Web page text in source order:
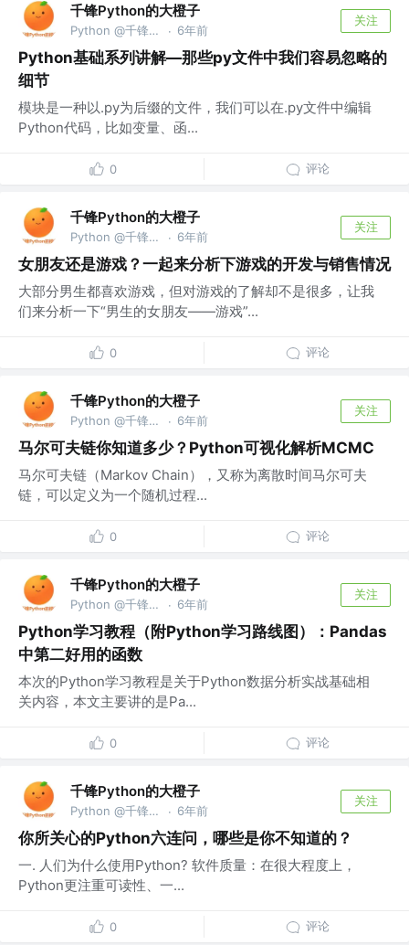
千锋Python的大橙子
Python @千锋教育部 · 6年前
关注
Python基础系列讲解—那些py文件中我们容易忽略的
细节
模块是一种以.py为后缀的文件，我们可以在.py文件中编辑
Python代码，比如变量、函...
0 评论
千锋Python的大橙子
Python @千锋教育部 · 6年前
关注
女朋友还是游戏？一起来分析下游戏的开发与销售情况
大部分男生都喜欢游戏，但对游戏的了解却不是很多，让我
们来分析一下“男生的女朋友——游戏”...
0 评论
千锋Python的大橙子
Python @千锋教育部 · 6年前
关注
马尔可夫链你知道多少？Python可视化解析MCMC
马尔可夫链（Markov Chain），又称为离散时间马尔可夫
链，可以定义为一个随机过程...
0 评论
千锋Python的大橙子
Python @千锋教育部 · 6年前
关注
Python学习教程（附Python学习路线图）：Pandas
中第二好用的函数
本次的Python学习教程是关于Python数据分析实战基础相
关内容，本文主要讲的是Pa...
0 评论
千锋Python的大橙子
Python @千锋教育部 · 6年前
关注
你所关心的Python六连问，哪些是你不知道的？
一. 人们为什么使用Python? 软件质量：在很大程度上，
Python更注重可读性、一...
0 评论